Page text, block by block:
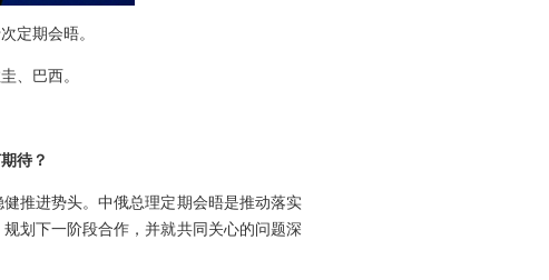
定期会晤。
、巴西。
待？
推进势头。中俄总理定期会晤是推动落实
划下一阶段合作，并就共同关心的问题深